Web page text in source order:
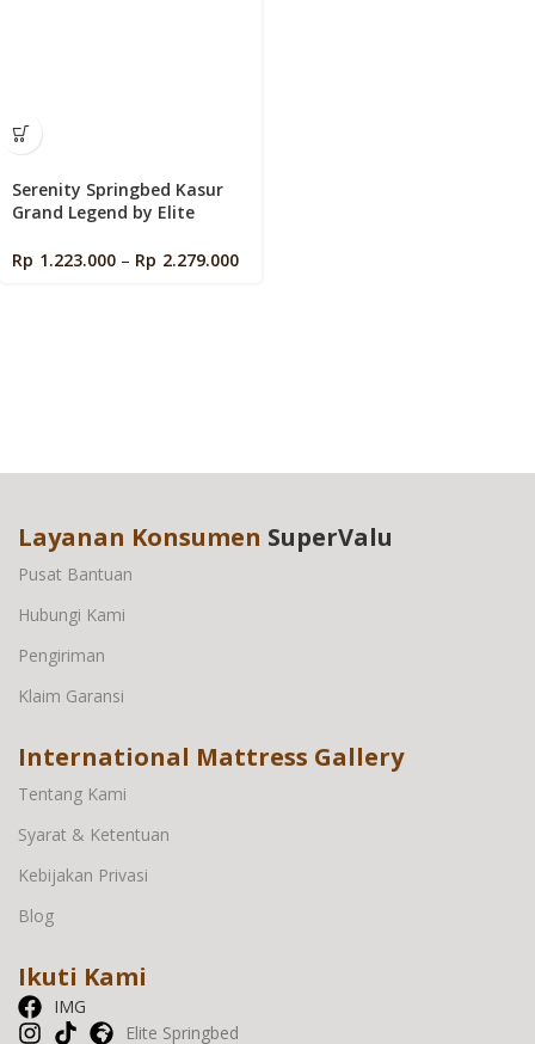
Serenity Springbed Kasur
Grand Legend by Elite
Rp 1.223.000 – Rp 2.279.000
Layanan Konsumen SuperValu
Pusat Bantuan
Hubungi Kami
Pengiriman
Klaim Garansi
International Mattress Gallery
Tentang Kami
Syarat & Ketentuan
Kebijakan Privasi
Blog
Ikuti Kami
IMG
Elite Springbed